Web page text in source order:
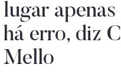
lugar
há erro, diz
Mello